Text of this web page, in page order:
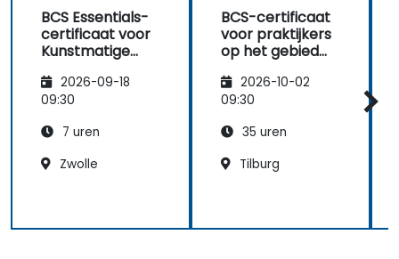
bieden, gezien veel
mensen op zeer
verschillende
meer dan alleen tekst
lezen.
BCS Essentials-
certificaat voor
Kunstmatige
Voorbereiding
2026-09-18
09:30
7 uren
Zwolle
BCS-certificaat
voor praktijkers
op het gebied
informatiebeveili
gingsrisicomana
2026-10-02
09:30
35 uren
Tilburg